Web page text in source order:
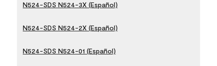
N524-SDS N524-3X (Español)
N524-SDS N524-2X (Español)
N524-SDS N524-01 (Español)